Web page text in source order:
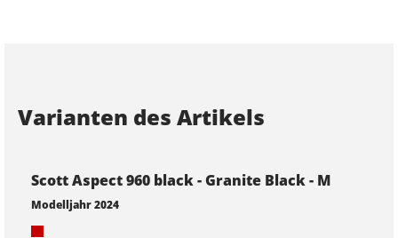
Varianten des Artikels
Scott Aspect 960 black - Granite Black - M
Modelljahr 2024